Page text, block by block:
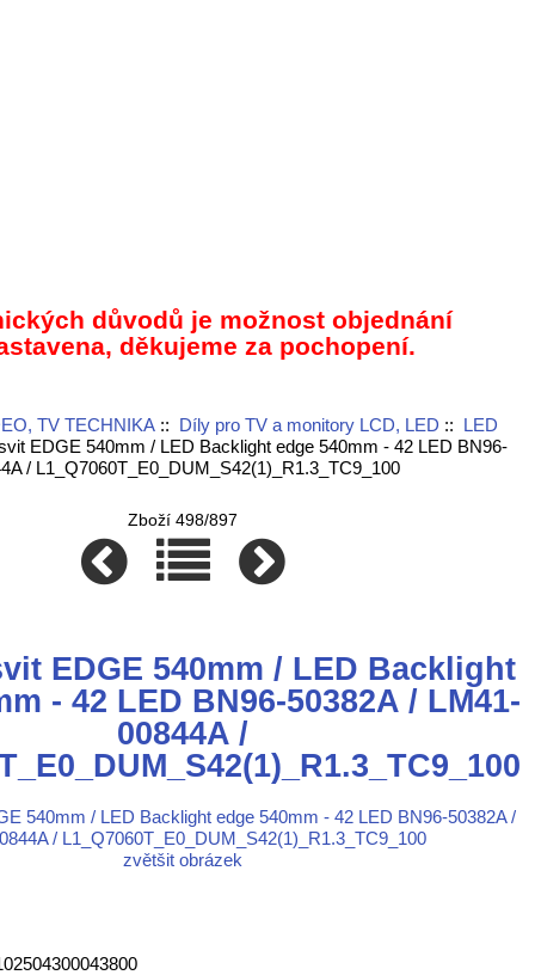
důvodů je možnost objednání
děkujeme za pochopení.
TV TECHNIKA:: Díly pro TV a monitory LCD, LED :: LED
EDGE 540mm / LED Backlight edge 540mm - 42 LED BN96-
/ L1_Q7060T_E0_DUM_S42(1)_R1.3_TC9_100
Zboží 498/897
EDGE 540mm / LED Backlight
- 42 LED BN96-50382A / LM41-
00844A /
zvětšit obrázek